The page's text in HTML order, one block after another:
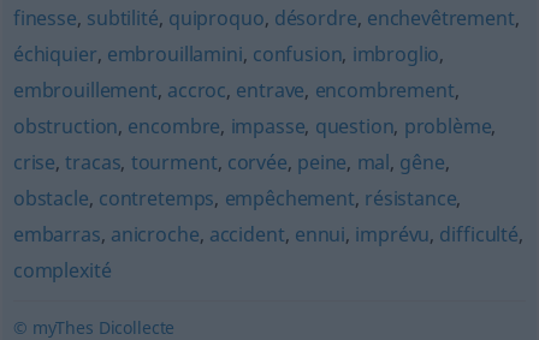
finesse, subtilité, quiproquo, désordre, enchevêtrement,
échiquier, embrouillamini, confusion, imbroglio,
embrouillement, accroc, entrave, encombrement,
obstruction, encombre, impasse, question, problème,
crise,tracas, tourment, corvée, peine, mal, gêne,
obstacle, contretemps, empêchement, résistance,
embarras, anicroche, accident, ennui, imprévu, difficulté,
complexité
© myThes Dicollecte